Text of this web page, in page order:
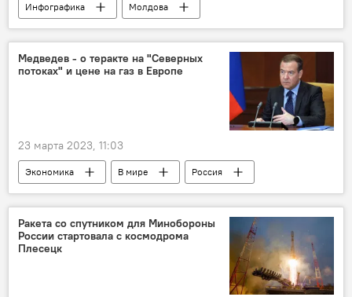
Инфографика Молдова
Медведев - о теракте на "Северных
потоках" и цене на газ в Европе
23 марта 2023, 11:03
Экономика В мире
Россия
Дмитрий Медведев
Ракета со спутником для Минобороны
России стартовала с космодрома
Плесецк